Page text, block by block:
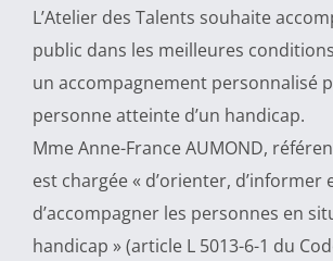
L’Atelier des Talents souhaite
public dans les meilleures
un accompagnement personnalisé
personne atteinte d’un handicap.
Mme Anne-France AUMOND,
est chargée « d’orienter, d’informer
d’accompagner les personnes en
handicap » (article L 5013-6-1 du